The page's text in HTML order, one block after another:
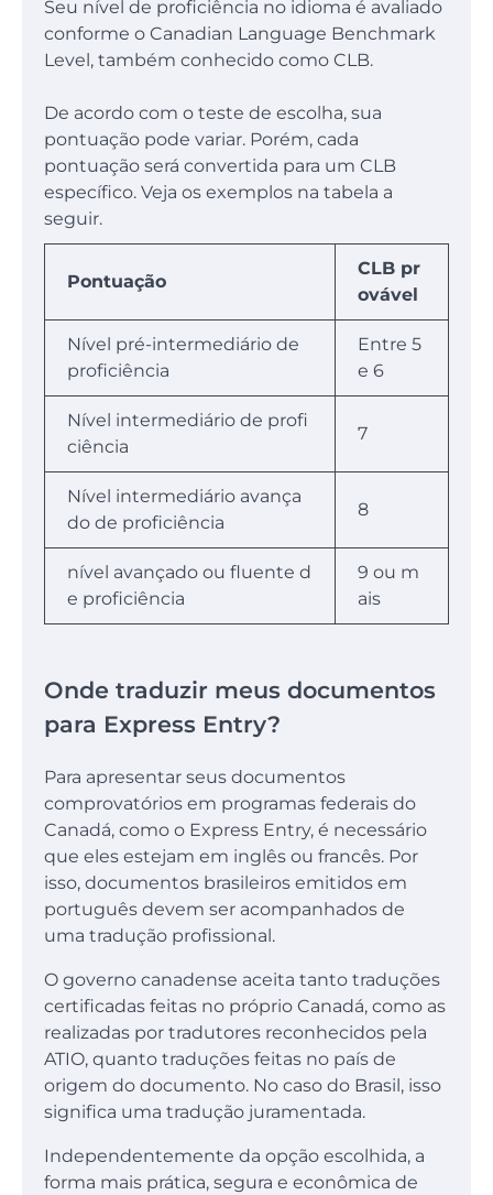
Seu nível de proficiência no idioma é avaliado
conforme o Canadian Language Benchmark
Level, também conhecido como CLB.
De acordo com o teste de escolha, sua
pontuação pode variar. Porém, cada
pontuação será convertida para um CLB
específico. Veja os exemplos na tabela a
seguir.
Pontuação
CLB pr
ovável
Nível pré-intermediário de
proficiência
Entre 5
e 6
Nível intermediário de profi
ciência
7
Nível intermediário avança
do de proficiência
8
nível avançado ou fluente d
e proficiência
9 ou m
ais
Onde traduzir meus documentos
para Express Entry?
Para apresentar seus documentos
comprovatórios em programas federais do
Canadá, como o Express Entry, é necessário
que eles estejam em inglês ou francês. Por
isso, documentos brasileiros emitidos em
português devem ser acompanhados de
uma tradução profissional.
O governo canadense aceita tanto traduções
certificadas feitas no próprio Canadá, como as
realizadas por tradutores reconhecidos pela
ATIO, quanto traduções feitas no país de
origem do documento. No caso do Brasil, isso
significa uma tradução juramentada.
Independentemente da opção escolhida, a
forma mais prática, segura e econômica de